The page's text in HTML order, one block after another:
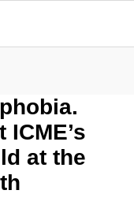
at the